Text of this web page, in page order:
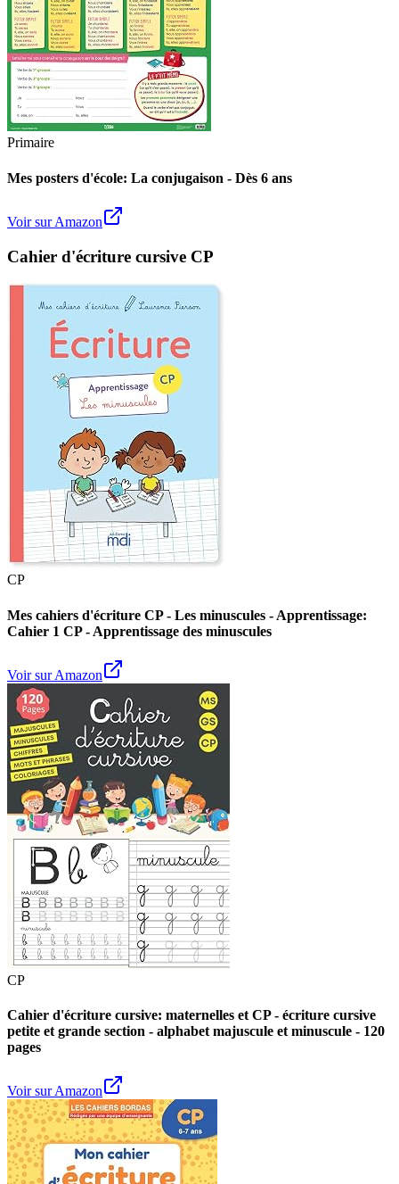
Primaire
Mes posters d'école: La conjugaison - Dès 6 ans
Voir sur Amazon
Cahier d'écriture cursive CP
CP
Mes cahiers d'écriture CP - Les minuscules - Apprentissage:
Cahier 1 CP - Apprentissage des minuscules
Voir sur Amazon
CP
Cahier d'écriture cursive: maternelles et CP - écriture cursive
petite et grande section - alphabet majuscule et minuscule - 120
pages
Voir sur Amazon